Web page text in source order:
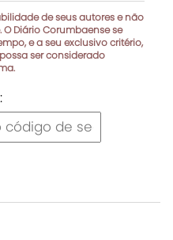
de seus autores e não
Diário Corumbaense se
e a seu exclusivo critério,
ser considerado